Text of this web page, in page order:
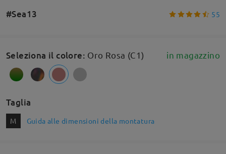
#Sea13 55
Seleziona il colore: Oro Rosa (C1) in magazzino
Taglia
M Guida alle dimensioni della montatura